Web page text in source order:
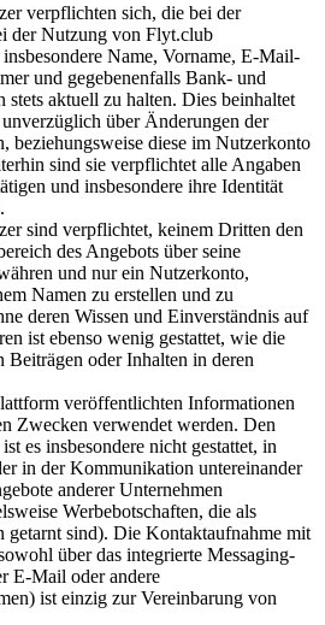
verpflichten sich, die bei der
der Nutzung von Flyt.club
Name, Vorname, E-Mail-
und gegebenenfalls Bank- und
stets aktuell zu halten. Dies beinhaltet
über Änderungen der
beziehungsweise diese im Nutzerkonto
sind sie verpflichtet alle Angaben
und insbesondere ihre Identität
sind verpflichtet, keinem Dritten den
des Angebots über seine
und nur ein Nutzerkonto,
Namen zu erstellen und zu
deren Wissen und Einverständnis auf
ist ebenso wenig gestattet, wie die
oder Inhalten in deren
veröffentlichten Informationen
Zwecken verwendet werden. Den
es insbesondere nicht gestattet, in
in der Kommunikation untereinander
anderer Unternehmen
Werbebotschaften, die als
getarnt sind). Die Kontaktaufnahme mit
über das integrierte Messaging-
E-Mail oder andere
ist einzig zur Vereinbarung von